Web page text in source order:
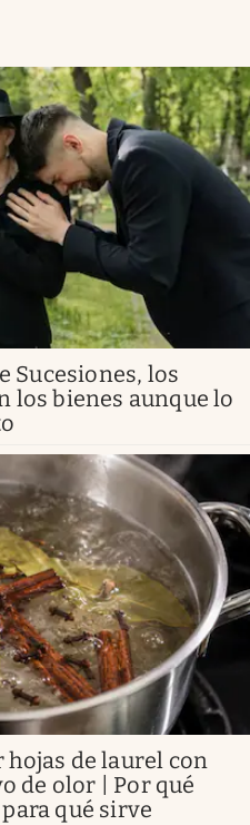
Sucesiones, los
los bienes aunque lo
hojas de laurel con
de olor | Por qué
qué sirve